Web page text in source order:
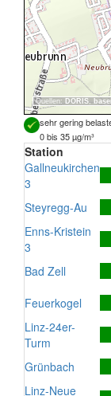
Quellen: DORIS,
sehr gering
0 bis 35 µg/m³
Station
Gallneukirchen
3
Steyregg-Au
Enns-Kristein
3
Bad Zell
Feuerkogel
Linz-24er-
Turm
Grünbach
Linz-Neue